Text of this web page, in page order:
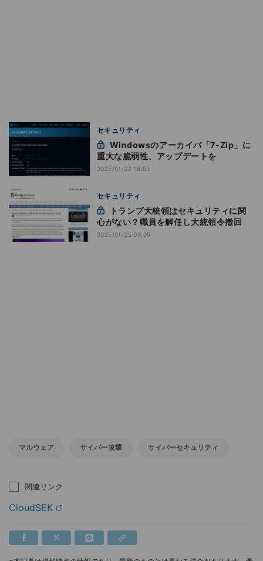
セキュリティ
重大な脆弱性、アップデートを
2025/01/22 16:53
セキュリティ
心がない？職員を解任し大統領令撤回
2025/01/25 09:05
マルウェア サイバー攻撃 サイバーセキュリティ
関連リンク
CloudSEK